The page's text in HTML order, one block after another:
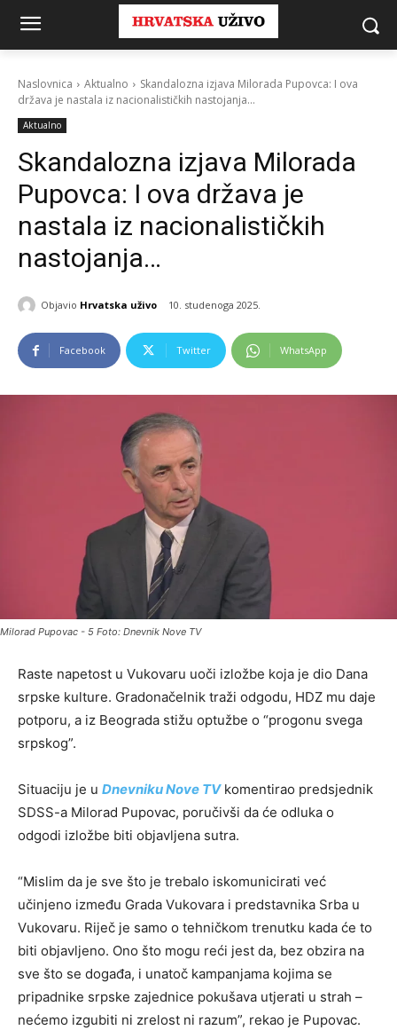
Naslovnica Aktualno
Skandalozna izjava Milorada Pupovca: I ova
država je nastala iz nacionalističkih nastojanja...
Aktualno
Skandalozna izjava Milorada
Pupovca: I ova država je
nastala iz nacionalističkih
nastojanja…
Objavio Hrvatska uživo 10. studenoga 2025.
Facebook Twitter WhatsApp
Milorad Pupovac - 5 Foto: Dnevnik Nove TV
Raste napetost u Vukovaru uoči izložbe koja je dio Dana
srpske kulture. Gradonačelnik traži odgodu, HDZ mu daje
potporu, a iz Beograda stižu optužbe o “progonu svega
srpskog”.
Situaciju je u Dnevniku Nove TVkomentirao predsjednik
SDSS-a Milorad Pupovac, poručivši da će odluka o
odgodi izložbe biti objavljena sutra.
“Mislim da je sve što je trebalo iskomunicirati već
učinjeno između Grada Vukovara i predstavnika Srba u
Vukovaru. Riječ je samo o tehničkom trenutku kada će to
biti objavljeno. Ono što mogu reći jest da, bez obzira na
sve što se događa, i unatoč kampanjama kojima se
pripadnike srpske zajednice pokušava utjerati u strah –
nećemo izgubiti ni zrelost ni razum”, rekao je Pupovac.